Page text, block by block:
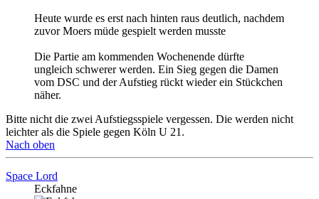
Heute wurde es erst nach hinten raus deutlich, nachdem
zuvor Moers müde gespielt werden musste
Die Partie am kommenden Wochenende dürfte
ungleich schwerer werden. Ein Sieg gegen die Damen
vom DSC und der Aufstieg rückt wieder ein Stückchen
näher.
Bitte nicht die zwei Aufstiegsspiele vergessen. Die werden nicht
leichter als die Spiele gegen Köln U 21.
Nach oben
Space Lord
Eckfahne